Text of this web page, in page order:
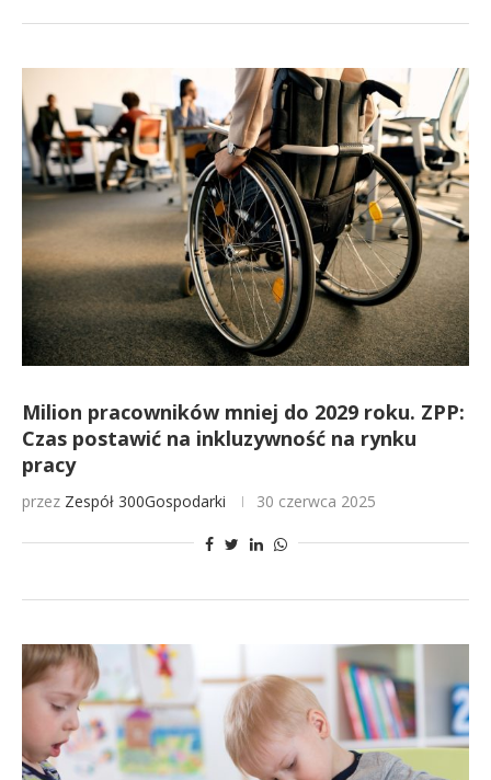
Milion pracowników mniej do 2029 roku. ZPP:
Czas postawić na inkluzywność na rynku
pracy
przez Zespół 300Gospodarki 30 czerwca 2025